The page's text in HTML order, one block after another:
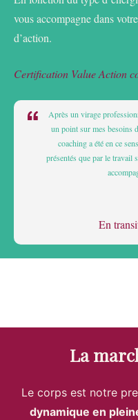
vous accompagne dans
d’action.
Certification Value Action
En
Après un virage
un point sur mes besoins
coaching a été en ce
présentés que par le travail
La
Le corps est notre
dynamique en